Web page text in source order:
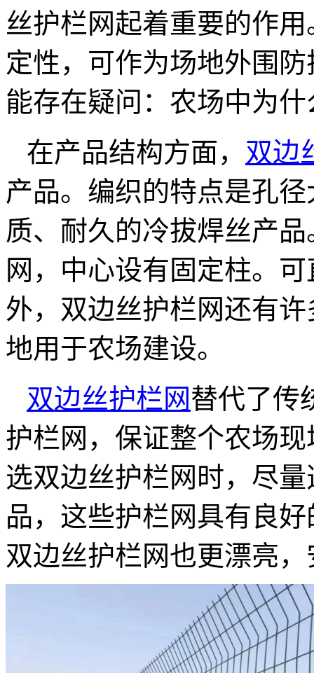
丝护栏网起着重要的作
定性，可作为场地外围
能存在疑问：农场中为
在产品结构方面， 双边
产品。编织的特点是孔
质、耐久的冷拔焊丝产
网，中心设有固定柱。
外，双边丝护栏网还有
地用于农场建设。
双边丝护栏网替代了传
护栏网，保证整个农场
选双边丝护栏网时，尽
品，这些护栏网具有良
双边丝护栏网也更漂亮